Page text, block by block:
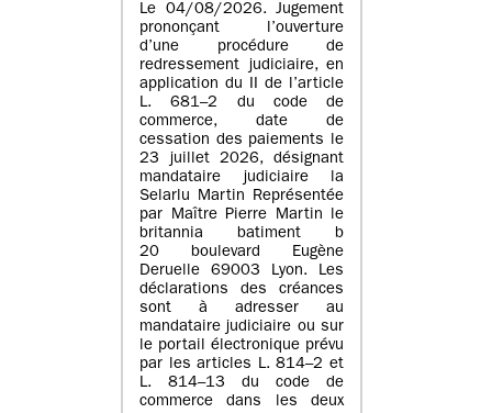
Le 04/08/2026. Jugement
prononçant l’ouverture
d’une procédure de
redressement judiciaire, en
application du II de l’article
L. 681–2 du code de
commerce, date de
cessation des paiements le
23 juillet 2026, désignant
mandataire judiciaire la
Selarlu Martin Représentée
par Maître Pierre Martin le
britannia batiment b
20 boulevard Eugène
Deruelle 69003 Lyon. Les
déclarations des créances
sont à adresser au
mandataire judiciaire ou sur
le portail électronique prévu
par les articles L. 814–2 et
L. 814–13 du code de
commerce dans les deux